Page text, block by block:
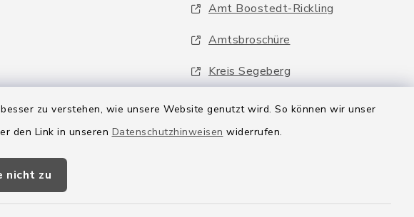
zu verstehen, wie unsere Website genutzt wird. So können wir unser
den Link in unseren Datenschutzhinweisen widerrufen.
nicht zu
Amt Boostedt-Rickling
Amtsbroschüre
Kreis Segeberg
Wege-Zweckverband